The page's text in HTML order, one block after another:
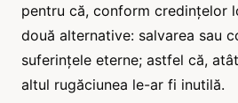
pentru că, conform credințelor
două alternative: salvarea sau
suferințele eterne; astfel că,
altul rugăciunea le-ar fi inutilă.